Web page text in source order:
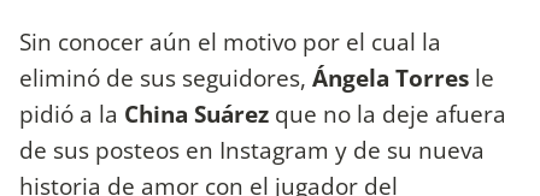
Sin conocer aún el motivo por el cual la
eliminó de sus seguidores, Ángela Torres le
pidió a la China Suárez que no la deje afuera
de sus posteos en Instagram y de su nueva
historia de amor con el jugador del